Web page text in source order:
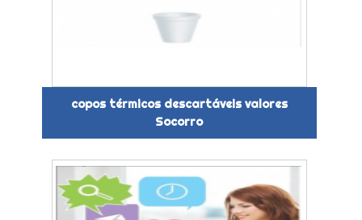
copos térmicos descartáveis valores
Socorro